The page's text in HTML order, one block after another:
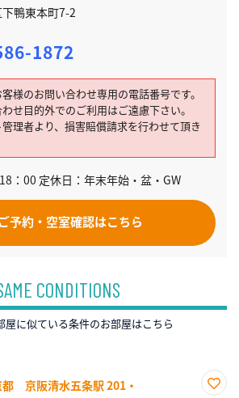
鴨東本町7-2
1872
様のお問い合わせ専用の電話番号です。
せ目的外でのご利用はご遠慮下さい。
理者より、損害賠償請求を行わせて頂き
：00 定休日：年末年始・盆・GW
ご予約・空室確認はこちら
CONDITIONS
屋に似ている条件のお部屋はこちら
京阪清水五条駅 201・